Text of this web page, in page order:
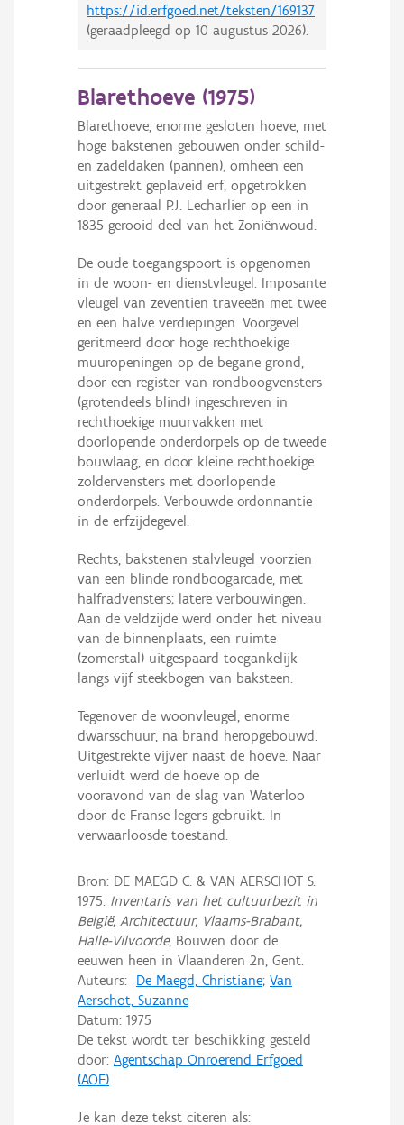
https://id.erfgoed.net/teksten/169137
(geraadpleegd op 10 augustus 2026).
Blarethoeve (1975)
Blarethoeve, enorme gesloten hoeve, met
hoge bakstenen gebouwen onder schild-
en zadeldaken (pannen), omheen een
uitgestrekt geplaveid erf, opgetrokken
door generaal P.J. Lecharlier op een in
1835 gerooid deel van het Zoniënwoud.
De oude toegangspoort is opgenomen
in de woon- en dienstvleugel. Imposante
vleugel van zeventien traveeën met twee
en een halve verdiepingen. Voorgevel
geritmeerd door hoge rechthoekige
muuropeningen op de begane grond,
door een register van rondboogvensters
(grotendeels blind) ingeschreven in
rechthoekige muurvakken met
doorlopende onderdorpels op de tweede
bouwlaag, en door kleine rechthoekige
zoldervensters met doorlopende
onderdorpels. Verbouwde ordonnantie
in de erfzijdegevel.
Rechts, bakstenen stalvleugel voorzien
van een blinde rondboogarcade, met
halfradvensters; latere verbouwingen.
Aan de veldzijde werd onder het niveau
van de binnenplaats, een ruimte
(zomerstal) uitgespaard toegankelijk
langs vijf steekbogen van baksteen.
Tegenover de woonvleugel, enorme
dwarsschuur, na brand heropgebouwd.
Uitgestrekte vijver naast de hoeve. Naar
verluidt werd de hoeve op de
vooravond van de slag van Waterloo
door de Franse legers gebruikt. In
verwaarloosde toestand.
Bron: DE MAEGD C. & VAN AERSCHOT S.
1975: Inventaris van het cultuurbezit in
België, Architectuur, Vlaams-Brabant,
Halle-Vilvoorde, Bouwen door de
eeuwen heen in Vlaanderen 2n, Gent.
Auteurs: De Maegd, Christiane; Van
Aerschot, Suzanne
Datum: 1975
De tekst wordt ter beschikking gesteld
door: Agentschap Onroerend Erfgoed
(AOE)
Je kan deze tekst citeren als: